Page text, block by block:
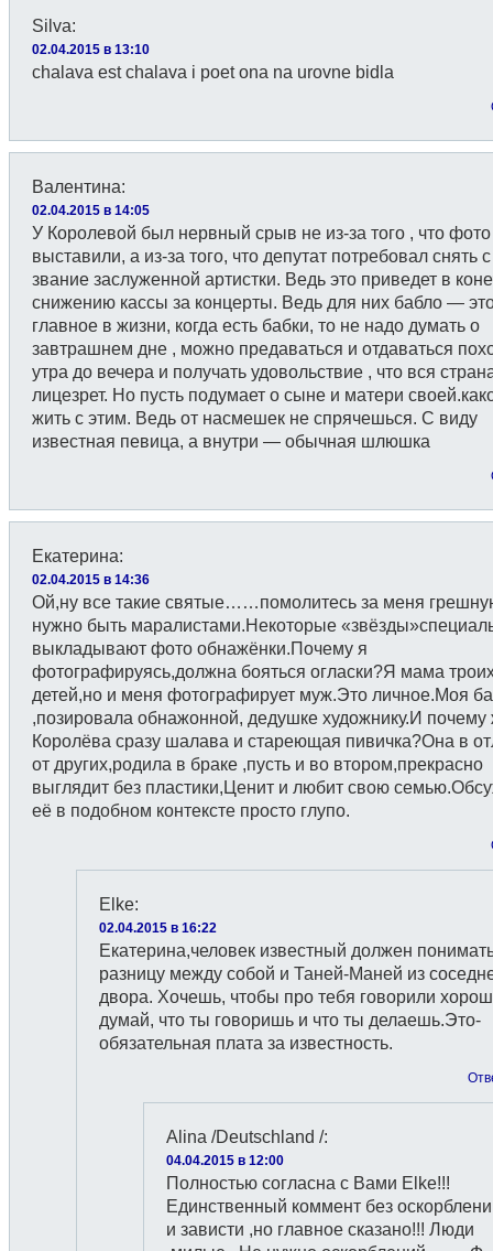
Silva:
02.04.2015 в 13:10
chalava est chalava i poet ona na urovne bidla
Валентина:
02.04.2015 в 14:05
У Королевой был нервный срыв не из-за того , что фото
выставили, а из-за того, что депутат потребовал снять
звание заслуженной артистки. Ведь это приведет в
снижению кассы за концерты. Ведь для них бабло —
главное в жизни, когда есть бабки, то не надо думать о
завтрашнем дне , можно предаваться и отдаваться
утра до вечера и получать удовольствие , что вся
лицезрет. Но пусть подумает о сыне и матери
жить с этим. Ведь от насмешек не спрячешься. С виду
известная певица, а внутри — обычная шлюшка
Екатерина:
02.04.2015 в 14:36
Ой,ну все такие святые……помолитесь за меня
нужно быть маралистами.Некоторые
выкладывают фото обнажёнки.Почему я
фотографируясь,должна бояться огласки?Я мама
детей,но и меня фотографирует муж.Это личное.Моя
,позировала обнажонной, дедушке художнику.И почему
Королёва сразу шалава и стареющая пивичка?Она в
от других,родила в браке ,пусть и во втором,прекрасно
выглядит без пластики,Ценит и любит свою
её в подобном контексте просто глупо.
Elke:
02.04.2015 в 16:22
Екатерина,человек известный должен
разницу между собой и Таней-Маней из
двора. Хочешь, чтобы про тебя говорили
думай, что ты говоришь и что ты делаешь.Это-
обязательная плата за известность.
Alina /Deutschland /:
04.04.2015 в 12:00
Полностью согласна с Вами Elke!!!
Единственный коммент без
и зависти ,но главное сказано!!! Люди